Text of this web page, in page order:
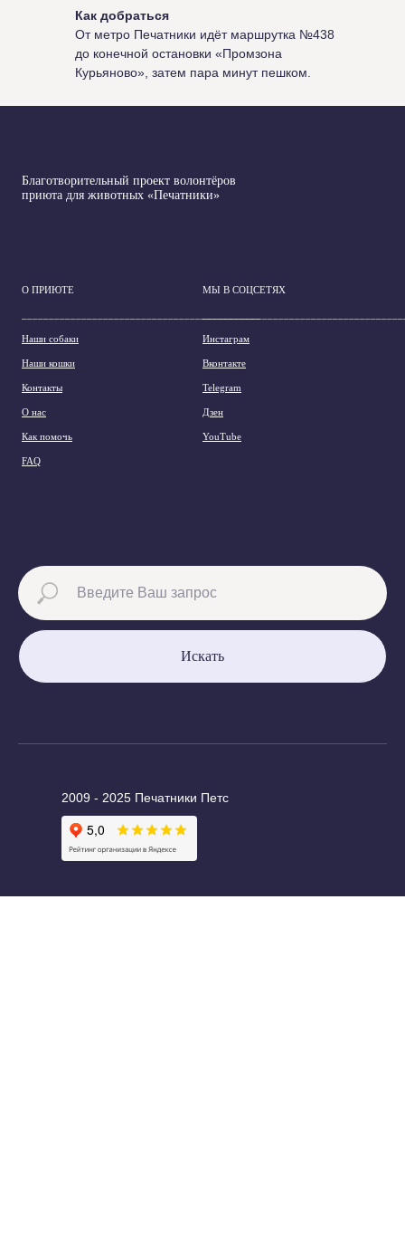
Как добраться
От метро Печатники идёт маршрутка №438
до конечной остановки «Промзона
Курьяново», затем пара минут пешком.
Благотворительный проект волонтёров
приюта для животных «Печатники»
О ПРИЮТЕ
Наши собаки
Наши кошки
Контакты
О нас
Как помочь
FAQ
МЫ В СОЦСЕТЯХ
Инстаграм
Вконтакте
Telegram
Дзен
YouTube
Искать
2009 - 2025 Печатники Петс